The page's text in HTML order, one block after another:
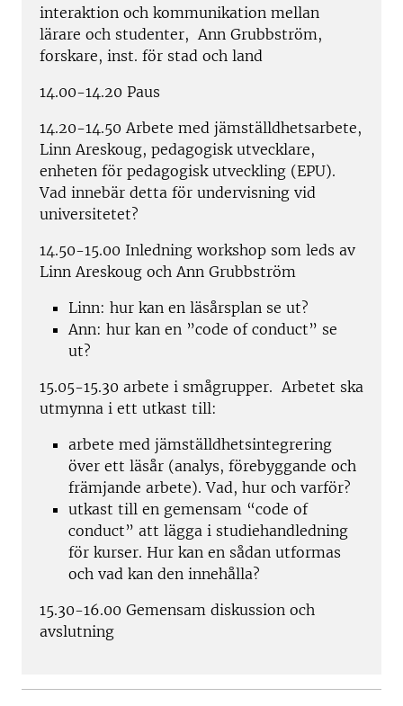
interaktion och kommunikation mellan
lärare och studenter, Ann Grubbström,
forskare, inst. för stad och land
14.00-14.20 Paus
14.20-14.50 Arbete med jämställdhetsarbete,
Linn Areskoug, pedagogisk utvecklare,
enheten för pedagogisk utveckling (EPU).
Vad innebär detta för undervisning vid
universitetet?
14.50-15.00 Inledning workshop som leds av
Linn Areskoug och Ann Grubbström
Linn: hur kan en läsårsplan se ut?
Ann: hur kan en ”code of conduct” se
ut?
15.05-15.30 arbete i smågrupper. Arbetet ska
utmynna i ett utkast till:
arbete med jämställdhetsintegrering
över ett läsår (analys, förebyggande och
främjande arbete). Vad, hur och varför?
utkast till en gemensam “code of
conduct” att lägga i studiehandledning
för kurser. Hur kan en sådan utformas
och vad kan den innehålla?
15.30-16.00 Gemensam diskussion och
avslutning